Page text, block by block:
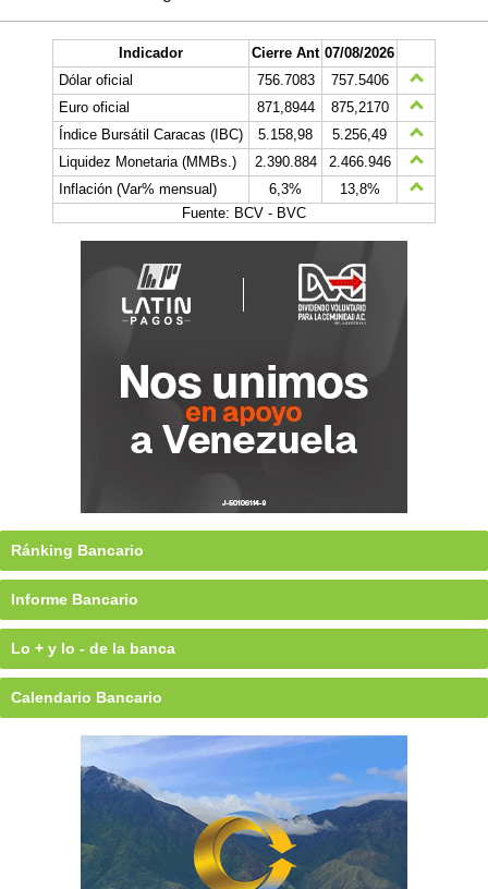
Indicador Cierre Ant 07/08/2026
Dólar oficial
756.7083
757.5406
Euro oficial
871,8944
875,2170
Índice Bursátil Caracas (IBC)
5.158,98
5.256,49
Liquidez Monetaria (MMBs.)
2.390.884
2.466.946
Inflación (Var% mensual)
6,3%
13,8%
Fuente: BCV - BVC
Ránking Bancario
Informe Bancario
Lo + y lo - de la banca
Calendario Bancario